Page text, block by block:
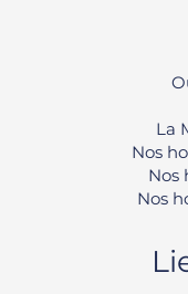
La
Nos
Nos
Nos